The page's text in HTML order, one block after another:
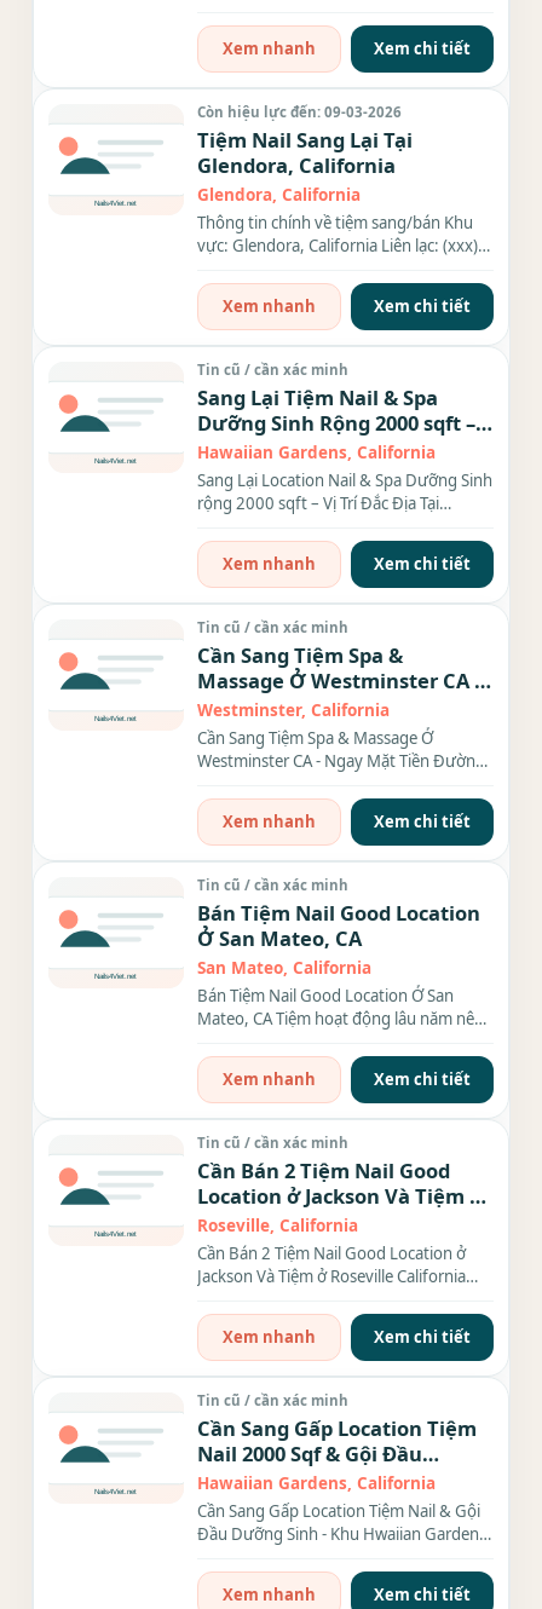
Xem nhanh
Xem chi tiết
Còn hiệu lực đến: 09-03-2026
Tiệm Nail Sang Lại Tại
Glendora, California
Glendora, California
Thông tin chính về tiệm sang/bán Khu
vực: Glendora, California Liên lạc: (xxx)
Xem nhanh
Xem chi tiết
Tin cũ / cần xác minh
Sang Lại Tiệm Nail & Spa
Dưỡng Sinh Rộng 2000 sqft –
Vị trí đắc Địa Tại Hawaiian
Gardens, CA
Hawaiian Gardens, California
Sang Lại Location Nail & Spa Dưỡng Sinh
rộng 2000 sqft – Vị Trí Đắc Địa Tại
Xem nhanh
Xem chi tiết
Tin cũ / cần xác minh
Cần Sang Tiệm Spa &
Massage Ở Westminster CA -
Ngay Mặt Tiền Đường
Westminster, California
Cần Sang Tiệm Spa & Massage Ở
Westminster CA - Ngay Mặt Tiền Đường
Xem nhanh
Xem chi tiết
Tin cũ / cần xác minh
Bán Tiệm Nail Good Location
Ở San Mateo, CA
San Mateo, California
Bán Tiệm Nail Good Location Ở San
Mateo, CA Tiệm hoạt động lâu năm nên
Xem nhanh
Xem chi tiết
Tin cũ / cần xác minh
Cần Bán 2 Tiệm Nail Good
Location ở Jackson Và Tiệm ở
Roseville California
Roseville, California
Cần Bán 2 Tiệm Nail Good Location ở
Jackson Và Tiệm ở Roseville California
Xem nhanh
Xem chi tiết
Tin cũ / cần xác minh
Cần Sang Gấp Location Tiệm
Nail 2000 Sqf & Gội Đầu
Dưỡng Sinh - Khu Hwaiian
Gardens, CA
Hawaiian Gardens, California
Cần Sang Gấp Location Tiệm Nail & Gội
Đầu Dưỡng Sinh - Khu Hwaiian Gardens,
Xem nhanh
Xem chi tiết